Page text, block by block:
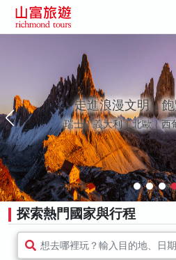
走進浪漫文明，
瑞士｜義大利｜北歐｜西
探索熱門國家與行程
想去哪裡玩？輸入目的地、日